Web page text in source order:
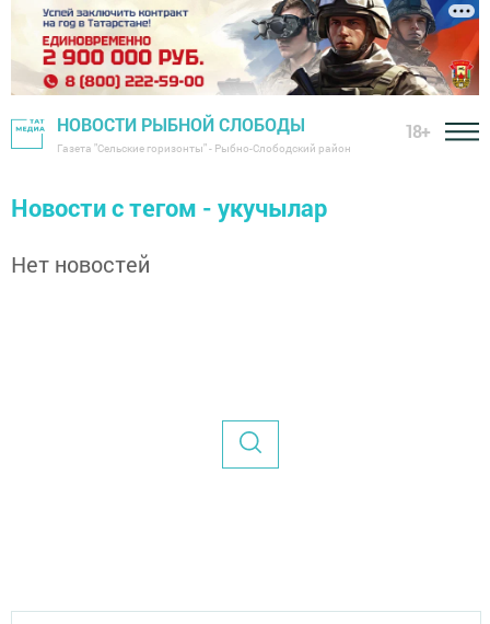
НОВОСТИ РЫБНОЙ СЛОБОДЫ
Газета "Сельские горизонты" - Рыбно-Слободский район
18+
Новости с тегом - укучылар
Нет новостей